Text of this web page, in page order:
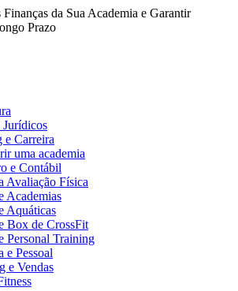
Jurídicos
e Carreira
uma academia
e Contábil
Avaliação Física
Academias
Aquáticas
Box de CrossFit
Personal Training
e Pessoal
e Vendas